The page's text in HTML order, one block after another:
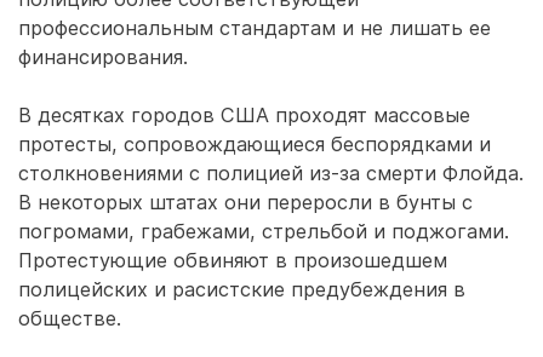
профессиональным стандартам и не лишать ее
финансирования.
В десятках городов США проходят массовые
протесты, сопровождающиеся беспорядками и
столкновениями с полицией из-за смерти Флойда.
В некоторых штатах они переросли в бунты с
погромами, грабежами, стрельбой и поджогами.
Протестующие обвиняют в произошедшем
полицейских и расистские предубеждения в
обществе.